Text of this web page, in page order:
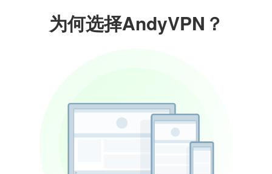
为何选择AndyVPN？